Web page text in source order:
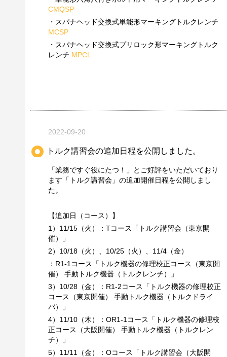
CMQSP
・スパナヘッド交換式単能形マーキングトルクレンチ
MCSP
・スパナヘッド交換式プリロック形マーキングトルク
レンチ MPCL
2022-09-20
トルク講習会の追加日程を公開しました。
「業務ですぐ役にたつ！」とご好評をいただいており
ます「トルク講習会」の追加開催日程を公開しまし
た。
【追加日（コース）】
1）11/15（火）：Tコース「トルク講習会（東京開
催）」
2）10/18（火）、10/25（火）、11/4（金）
：R1-1コース「トルク機器の修理校正コース（東京開
催） 手動トルク機器（トルクレンチ）」
3）10/28（金）：R1-2コース「トルク機器の修理校正
コース（東京開催） 手動トルク機器（トルクドライ
バ）」
4）11/10（木）：OR1-1コース「トルク機器の修理校
正コース（大阪開催） 手動トルク機器（トルクレン
チ）」
5）11/11（金）：Oコース「トルク講習会（大阪開